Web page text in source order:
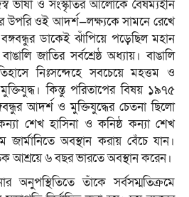
ভাষা ও সংস্কৃতির আলোকে বৈষম্যহীন
উপরি ওই আদর্শ—লক্ষ্যকে সামনে রেখে
ডাকেই ঝাঁপিয়ে পড়েছিল মহান
জাতির সর্বশ্রেষ্ঠ অধ্যায়। বাঙালি
নিঃসন্দেহে সবচেয়ে মহত্তম ও
কিন্তু পরিতাপের বিষয় ১৯৭৫
আদর্শ ও মুক্তিযুদ্ধের চেতনা ছিলো
শেখ হাসিনা ও কনিষ্ঠ কন্যা শেখ
জার্মানিতে অবস্থান করায় বেঁচে যান।
আশ্রয়ে ৬ বছর ভারতে অবস্থান করেন।
অনুপস্থিতিতে তাঁকে সর্বসম্মতিক্রমে